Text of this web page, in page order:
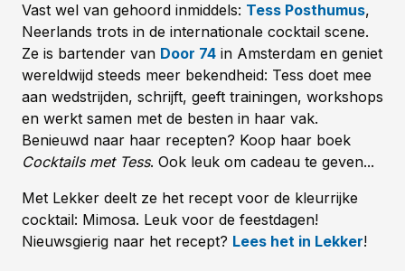
Vast wel van gehoord inmiddels: Tess Posthumus,
Neerlands trots in de internationale cocktail scene.
Ze is bartender van Door 74 in Amsterdam en geniet
wereldwijd steeds meer bekendheid: Tess doet mee
aan wedstrijden, schrijft, geeft trainingen, workshops
en werkt samen met de besten in haar vak.
Benieuwd naar haar recepten? Koop haar boek
Cocktails met Tess. Ook leuk om cadeau te geven...
Met Lekker deelt ze het recept voor de kleurrijke
cocktail: Mimosa. Leuk voor de feestdagen!
Nieuwsgierig naar het recept? Lees het in Lekker!